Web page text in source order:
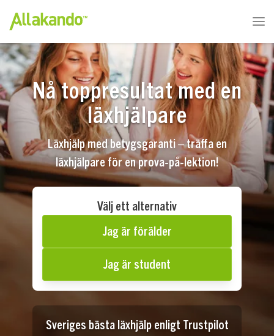
Nå toppresultat med en
läxhjälpare
Läxhjälp med betygsgaranti – träffa en
läxhjälpare för en prova-på-lektion!
Välj ett alternativ
Jag är förälder
Jag är student
Sveriges bästa läxhjälp enligt Trustpilot